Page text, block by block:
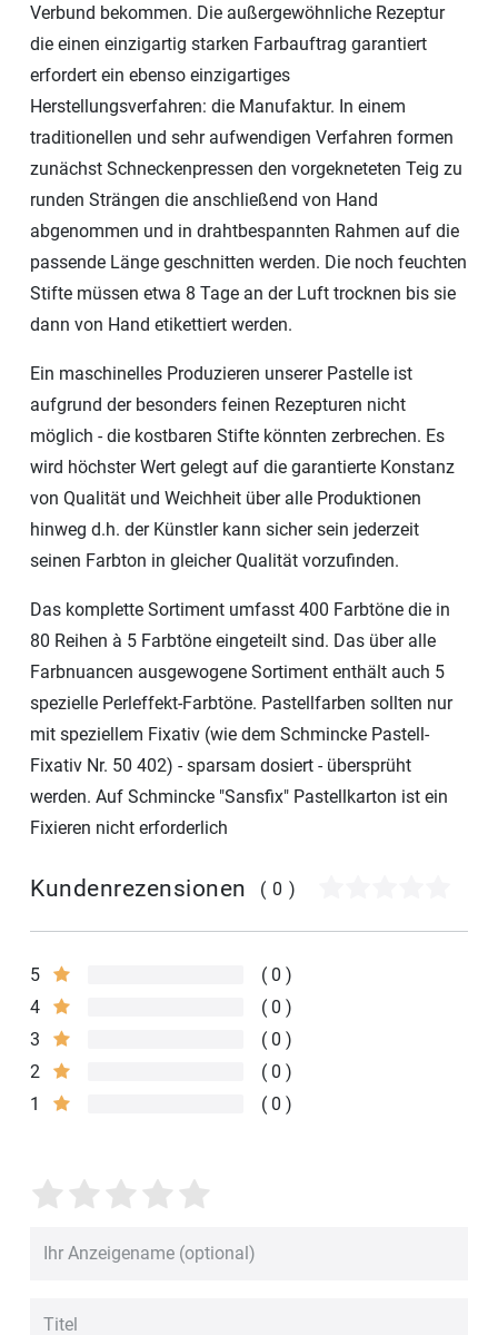
Verbund bekommen. Die außergewöhnliche Rezeptur
die einen einzigartig starken Farbauftrag garantiert
erfordert ein ebenso einzigartiges
Herstellungsverfahren: die Manufaktur. In einem
traditionellen und sehr aufwendigen Verfahren formen
zunächst Schneckenpressen den vorgekneteten Teig zu
runden Strängen die anschließend von Hand
abgenommen und in drahtbespannten Rahmen auf die
passende Länge geschnitten werden. Die noch feuchten
Stifte müssen etwa 8 Tage an der Luft trocknen bis sie
dann von Hand etikettiert werden.
Ein maschinelles Produzieren unserer Pastelle ist
aufgrund der besonders feinen Rezepturen nicht
möglich - die kostbaren Stifte könnten zerbrechen. Es
wird höchster Wert gelegt auf die garantierte Konstanz
von Qualität und Weichheit über alle Produktionen
hinweg d.h. der Künstler kann sicher sein jederzeit
seinen Farbton in gleicher Qualität vorzufinden.
Das komplette Sortiment umfasst 400 Farbtöne die in
80 Reihen à 5 Farbtöne eingeteilt sind. Das über alle
Farbnuancen ausgewogene Sortiment enthält auch 5
spezielle Perleffekt-Farbtöne. Pastellfarben sollten nur
mit speziellem Fixativ (wie dem Schmincke Pastell-
Fixativ Nr. 50 402) - sparsam dosiert - übersprüht
werden. Auf Schmincke "Sansfix" Pastellkarton ist ein
Fixieren nicht erforderlich
Kundenrezensionen (0)
5
0
4
0
3
0
2
0
1
0